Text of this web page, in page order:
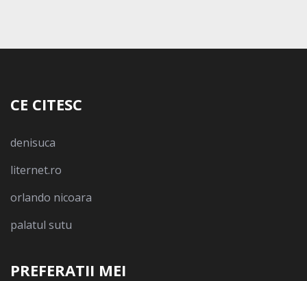
CE CITESC
denisuca
liternet.ro
orlando nicoara
palatul sutu
PREFERATII MEI